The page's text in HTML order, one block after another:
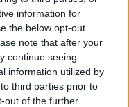
information for
the below opt-out
note that after your
continue seeing
information utilized by
third parties prior to
out of the further
and the Google
andTerms of